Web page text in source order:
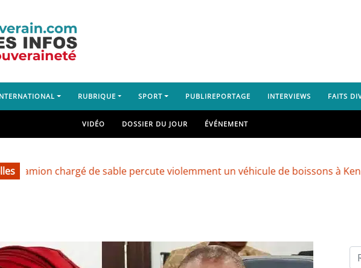
RUBRIQUE SPORT PUBLIREPORTAGE INTERVIEWS FAITS
VIDÉO DOSSIER DU JOUR ÉVÉNEMENT
chargé de sable percute violemment un véhicule de boissons à Kenendé